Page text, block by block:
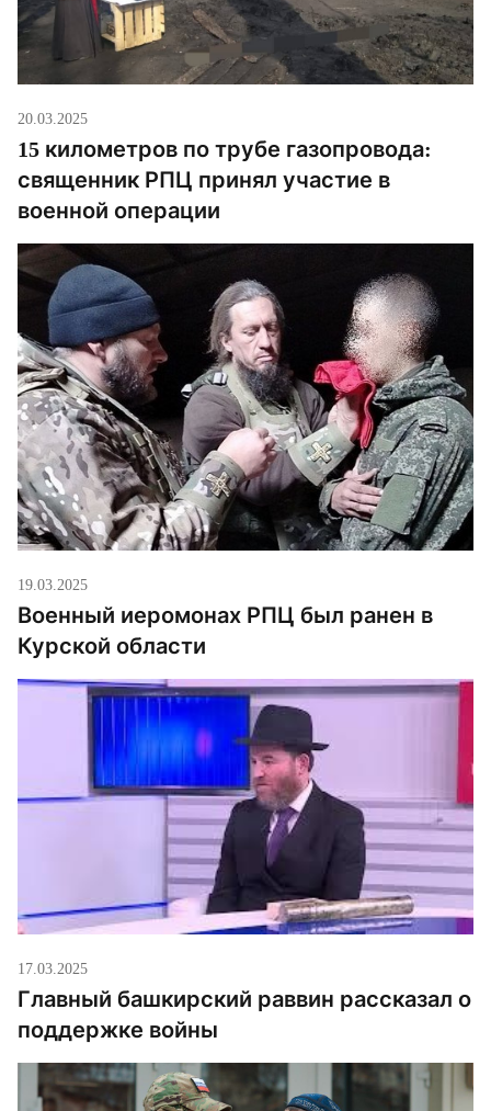
20.03.2025
15 километров по трубе газопровода:
священник РПЦ принял участие в
военной операции
19.03.2025
Военный иеромонах РПЦ был ранен в
Курской области
17.03.2025
Главный башкирский раввин рассказал о
поддержке войны